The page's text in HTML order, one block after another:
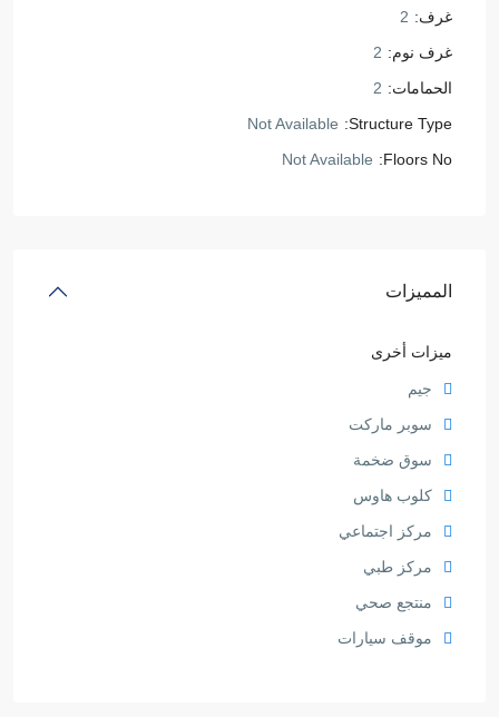
غرف: 2
غرف نوم: 2
الحمامات: 2
Structure Type:
Not Available
Floors No:
Not Available
المميزات
ميزات أخرى
جيم
سوبر ماركت
سوق ضخمة
كلوب هاوس
مركز اجتماعي
مركز طبي
منتجع صحي
موقف سيارات